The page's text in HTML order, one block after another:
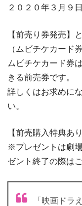
２０２０年３月９
【前売り券発売】
（ムビチケカード
ムビチケカード券
きる前売券です。
詳しくはお求めに
い。
【前売購入特典あり
※プレゼントは劇
ゼント終了の際は
「映画ドラ